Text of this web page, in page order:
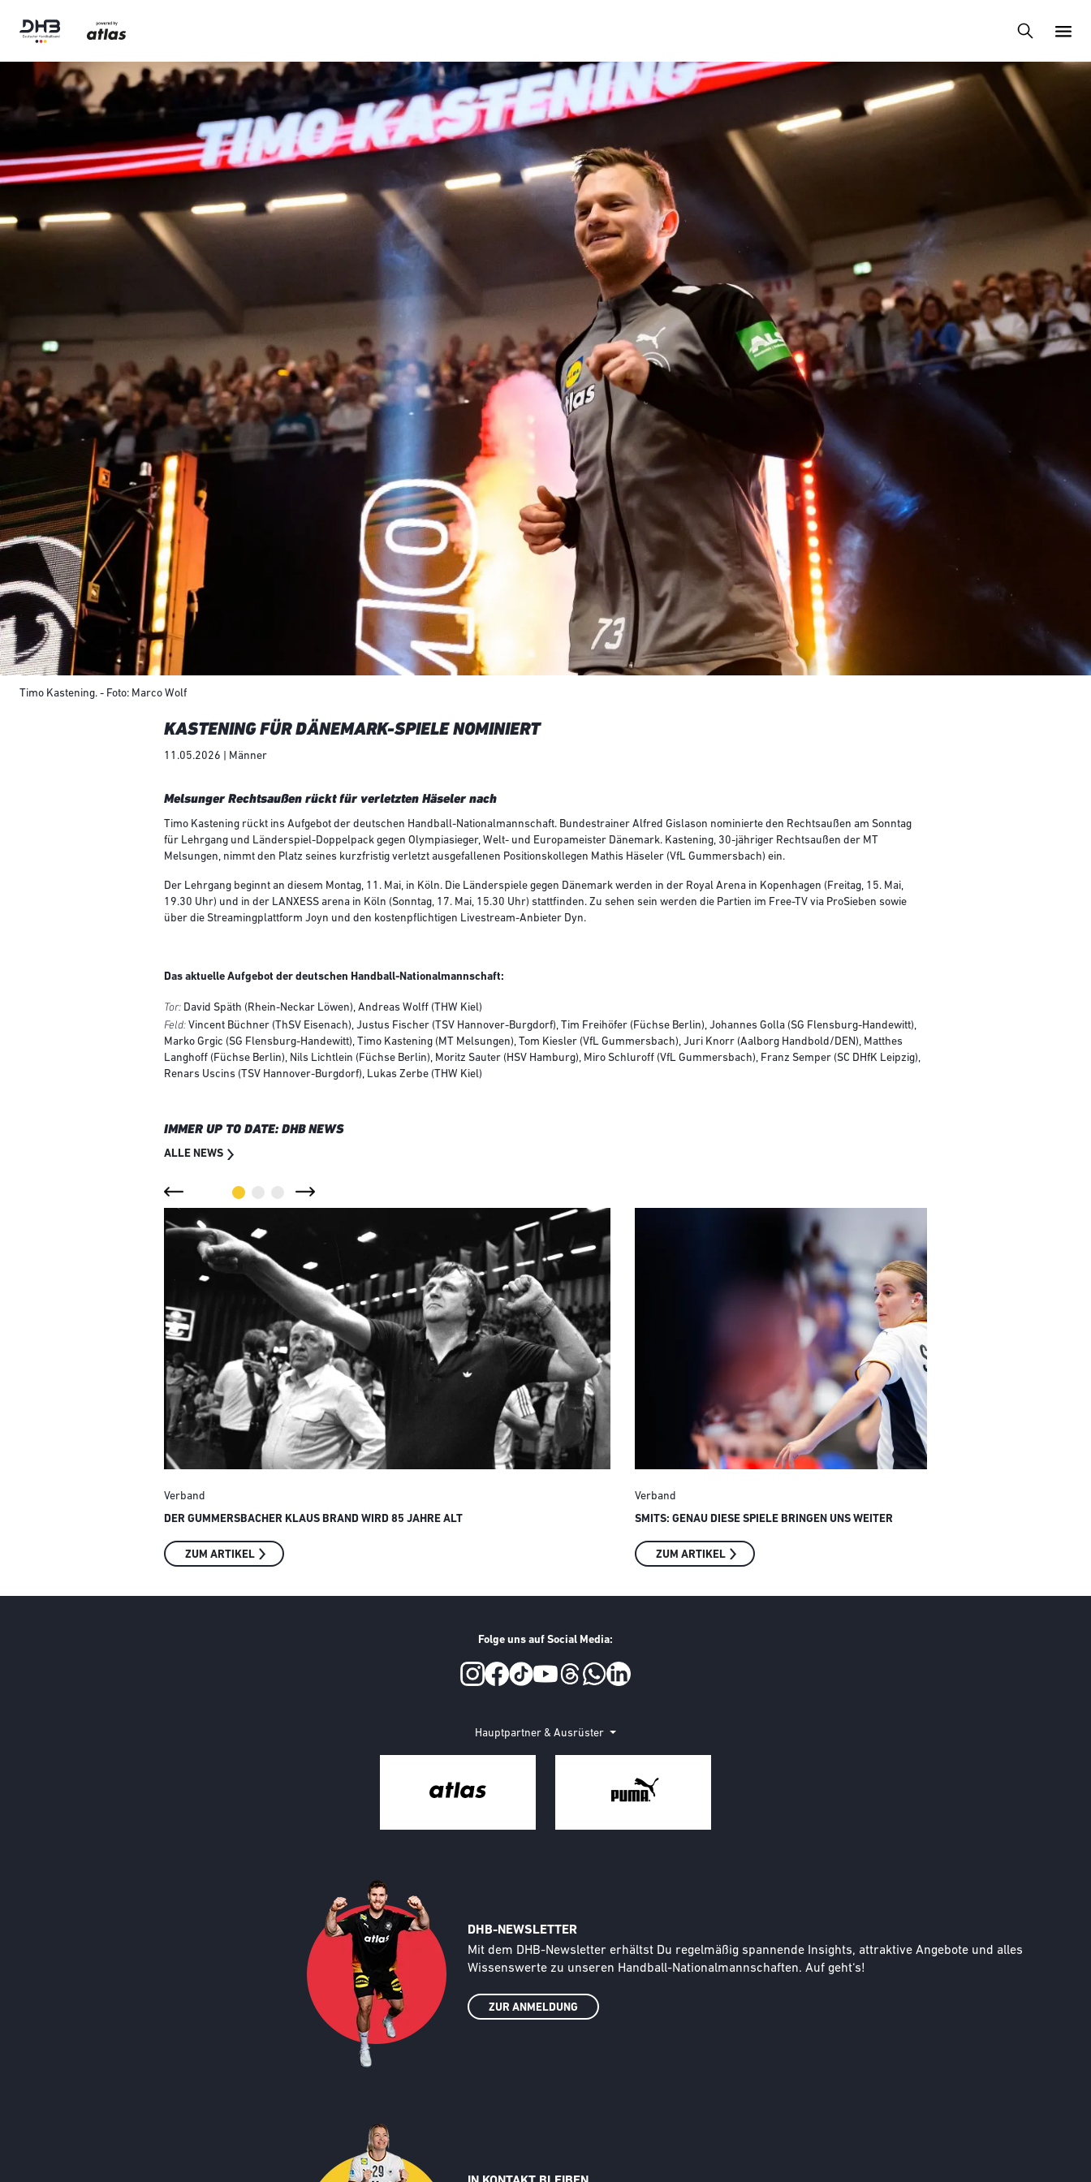
Timo Kastening. - Foto: Marco Wolf
KASTENING FÜR DÄNEMARK-SPIELE NOMINIERT
11.05.2026 | Männer
Melsunger Rechtsaußen rückt für verletzten Häseler nach
Timo Kastening rückt ins Aufgebot der deutschen Handball-Nationalmannschaft. Bundestrainer Alfred Gislason nominierte den Rechtsaußen am Sonntag
für Lehrgang und Länderspiel-Doppelpack gegen Olympiasieger, Welt- und Europameister Dänemark. Kastening, 30-jähriger Rechtsaußen der MT
Melsungen, nimmt den Platz seines kurzfristig verletzt ausgefallenen Positionskollegen Mathis Häseler (VfL Gummersbach) ein.
Der Lehrgang beginnt an diesem Montag, 11. Mai, in Köln. Die Länderspiele gegen Dänemark werden in der Royal Arena in Kopenhagen (Freitag, 15. Mai,
19.30 Uhr) und in der LANXESS arena in Köln (Sonntag, 17. Mai, 15.30 Uhr) stattfinden. Zu sehen sein werden die Partien im Free-TV via ProSieben sowie
über die Streamingplattform Joyn und den kostenpflichtigen Livestream-Anbieter Dyn.
Das aktuelle Aufgebot der deutschen Handball-Nationalmannschaft:
Tor: David Späth (Rhein-Neckar Löwen), Andreas Wolff (THW Kiel)
Feld: Vincent Büchner (ThSV Eisenach), Justus Fischer (TSV Hannover-Burgdorf), Tim Freihöfer (Füchse Berlin), Johannes Golla (SG Flensburg-Handewitt),
Marko Grgic (SG Flensburg-Handewitt), Timo Kastening (MT Melsungen), Tom Kiesler (VfL Gummersbach), Juri Knorr (Aalborg Handbold/DEN), Matthes
Langhoff (Füchse Berlin), Nils Lichtlein (Füchse Berlin), Moritz Sauter (HSV Hamburg), Miro Schluroff (VfL Gummersbach), Franz Semper (SC DHfK Leipzig),
Renars Uscins (TSV Hannover-Burgdorf), Lukas Zerbe (THW Kiel)
IMMER UP TO DATE: DHB NEWS
ALLE NEWS
Verband
DER GUMMERSBACHER KLAUS BRAND WIRD 85 JAHRE ALT
ZUM ARTIKEL
Verband
SMITS: GENAU DIESE SPIELE BRINGEN UNS WEITER
ZUM ARTIKEL
Folge uns auf Social Media:
Hauptpartner & Ausrüster
DHB-NEWSLETTER
Text
Mit dem DHB-Newsletter erhältst Du regelmäßig spannende Insights, attraktive Angebote und alles
Wissenswerte zu unseren Handball-Nationalmannschaften. Auf geht‘s!
ZUR ANMELDUNG